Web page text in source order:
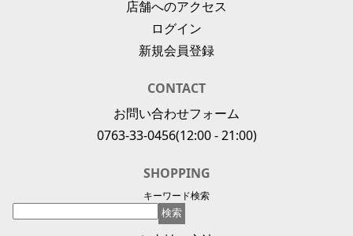
店舗へのアクセス
ログイン
新規会員登録
CONTACT
お問い合わせフォーム
0763-33-0456(12:00 - 21:00)
SHOPPING
キーワード検索